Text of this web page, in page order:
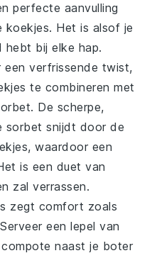
perfecte aanvulling
Het is alsof je
hebt bij elke hap.
een verfrissende twist,
te combineren met
. De scherpe,
sorbet snijdt door de
waardoor een
is een duet van
zal verrassen.
zegt comfort zoals
een lepel van
naast je boter